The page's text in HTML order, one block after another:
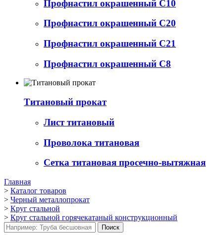
Профнастил окрашенный С10
Профнастил окрашенный С20
Профнастил окрашенный С21
Профнастил окрашенный С8
Титановый прокат
Лист титановый
Проволока титановая
Сетка титановая просечно-вытяжная
Главная
> Каталог товаров
> Черный металлопрокат
> Круг стальной
> Круг стальной горячекатаный конструкционный